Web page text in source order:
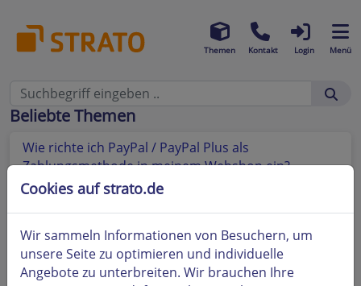
Themen Kontakt Login Menü
Beliebte Themen
Wie richte ich PayPal / PayPal Plus als
Zahlungsmethode in meinem Webshop ein?
Wie richte ich Amazon Payments als
Zahlungsmethode in meinem Webshop ein?
Ihr Webshop bei eBay
Welche Möglichkeiten bietet mir die Social Web
Cookies auf strato.de
Wir sammeln Informationen von Besuchern, um
unsere Seite zu optimieren und individuelle
Angebote zu unterbreiten. Wir brauchen Ihre